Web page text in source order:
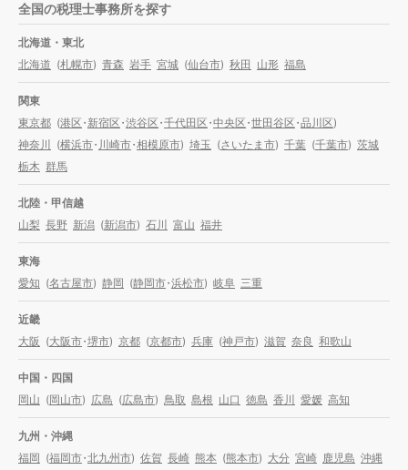
全国の税理士事務所を探す
北海道・東北
北海道 (札幌市) 青森 岩手 宮城 (仙台市) 秋田 山形 福島
関東
東京都 (港区・新宿区・渋谷区・千代田区・中央区・世田谷区・品川区)
神奈川
(横浜市・川崎市・相模原市) 埼玉 (さいたま市) 千葉 (千葉市) 茨城
栃木 群馬
北陸・甲信越
山梨 長野 新潟 (新潟市) 石川 富山 福井
東海
愛知 (名古屋市) 静岡 (静岡市・浜松市) 岐阜 三重
近畿
大阪 (大阪市・堺市) 京都 (京都市) 兵庫 (神戸市) 滋賀 奈良 和歌山
中国・四国
岡山 (岡山市) 広島 (広島市) 鳥取 島根 山口 徳島 香川 愛媛 高知
九州・沖縄
福岡 (福岡市・北九州市) 佐賀 長崎 熊本 (熊本市) 大分 宮崎 鹿児島 沖縄